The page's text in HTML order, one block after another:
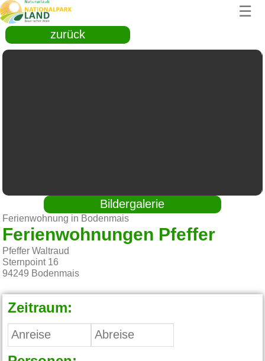
☰
zurück
Bildergalerie
Ferienwohnung in Bodenmais
Ferienwohnungen Pfeffer
Pfeffer Waltraud
Sternpoint 16
94249 Bodenmais
Zeitraum: